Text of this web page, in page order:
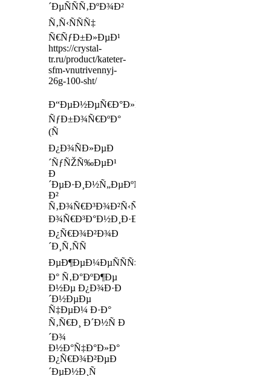
´ÐµÑÑÑ‚ÐºÐ¾Ð²
Ñ‚Ñ‹ÑÑÑ‡
Ñ€ÑƒÐ±Ð»ÐµÐ¹
https://crystal-
tr.ru/product/kateter-
sfm-vnutrivennyj-
26g-100-sht/
Ð“ÐµÐ½ÐµÑ€Ð°Ð»ÑŒÐ½Ð°Ñ
ÑƒÐ±Ð¾Ñ€ÐºÐ°
(Ñ
Ð¿Ð¾ÑÐ»ÐµÐ
´ÑƒÑŽÑ‰ÐµÐ¹
Ð
´ÐµÐ·Ð¸Ð½Ñ„ÐµÐºÑ†Ð¸ÐµÐ¹)
Ð²
Ñ‚Ð¾Ñ€Ð³Ð¾Ð²Ñ‹Ñ…
Ð¾Ñ€Ð³Ð°Ð½Ð¸Ð·Ð°Ñ†Ð¸ÑÑ…
Ð¿Ñ€Ð¾Ð²Ð¾Ð
´Ð¸Ñ‚ÑÑ
ÐµÐ¶ÐµÐ¼ÐµÑÑÑ‡Ð½Ð¾,
Ð° Ñ‚Ð°ÐºÐ¶Ðµ
Ð½Ðµ Ð¿Ð¾Ð·Ð
´Ð½ÐµÐµ
Ñ‡ÐµÐ¼ Ð·Ð°
Ñ‚Ñ€Ð¸ Ð´Ð½Ñ Ð
´Ð¾
Ð½Ð°Ñ‡Ð°Ð»Ð°
Ð¿Ñ€Ð¾Ð²ÐµÐ
´ÐµÐ½Ð¸Ñ